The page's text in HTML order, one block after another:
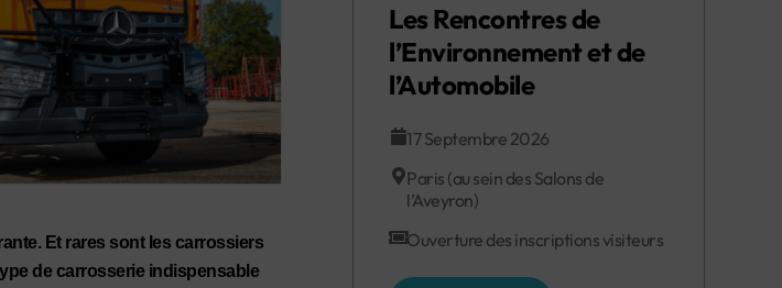
Et rares sont les carrossiers
de carrosserie indispensable
Les Rencontres de
l’Environnement et de
l’Automobile
17 Septembre 2026
Paris (au sein des Salons de
l’Aveyron)
Ouverture des inscriptions visiteurs